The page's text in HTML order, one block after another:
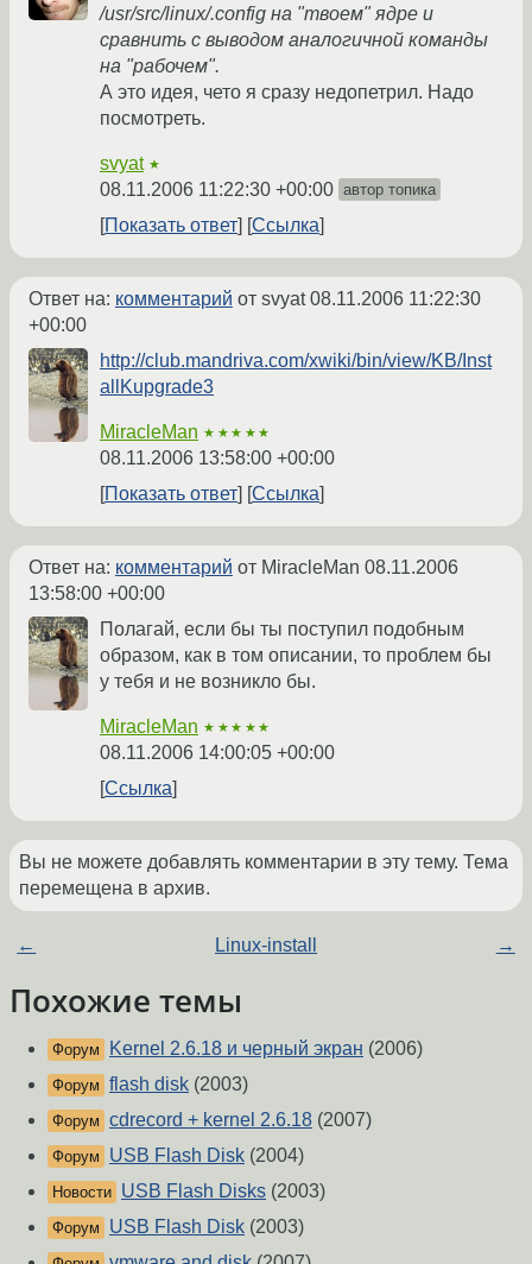
/usr/src/linux/.config на "твоем" ядре и
сравнить с выводом аналогичной команды
на "рабочем".
А это идея, чето я сразу недопетрил. Надо
посмотреть.
svyat ★
08.11.2006 11:22:30 +00:00 автор топика
Показать ответ Ссылка
Ответ на: комментарий от svyat08.11.2006 11:22:30
+00:00
http://club.mandriva.com/xwiki/bin/view/KB/Inst
allKupgrade3
MiracleMan ★★★★★
08.11.2006 13:58:00 +00:00
Показать ответ
Ссылка
Ответ на: комментарий от MiracleMan 08.11.2006
13:58:00 +00:00
Полагай, если бы ты поступил подобным
образом, как в том описании, то проблем бы
у тебя и не возникло бы.
MiracleMan ★★★★★
08.11.2006 14:00:05 +00:00
Ссылка
Вы не можете добавлять комментарии в эту тему. Тема
перемещена в архив.
← Linux-install →
Похожие темы
Форум Kernel 2.6.18 и черный экран (2006)
Форум flash disk (2003)
Форум cdrecord + kernel 2.6.18 (2007)
Форум USB Flash Disk (2004)
Новости USB Flash Disks (2003)
Форум USB Flash Disk (2003)